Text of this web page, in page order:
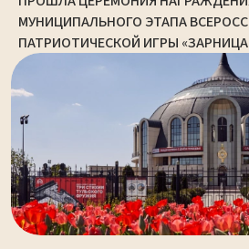
МУНИЦИПАЛЬНОГО ЭТАПА
ПАТРИОТИЧЕСКОЙ ИГРЫ «ЗАРНИЦА